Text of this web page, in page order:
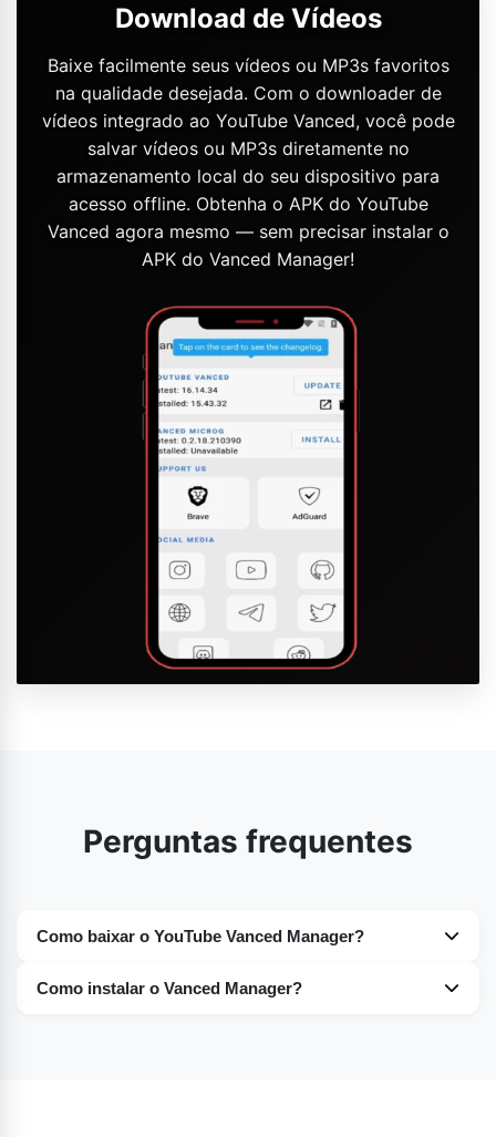
Download de Vídeos
Baixe facilmente seus vídeos ou MP3s favoritos
na qualidade desejada. Com o downloader de
vídeos integrado ao YouTube Vanced, você pode
salvar vídeos ou MP3s diretamente no
armazenamento local do seu dispositivo para
acesso offline. Obtenha o APK do YouTube
Vanced agora mesmo — sem precisar instalar o
APK do Vanced Manager!
Perguntas frequentes
Como baixar o YouTube Vanced Manager?
baixe o arquivo APK do Vanced Manager diretamente.
Como instalar o Vanced Manager?